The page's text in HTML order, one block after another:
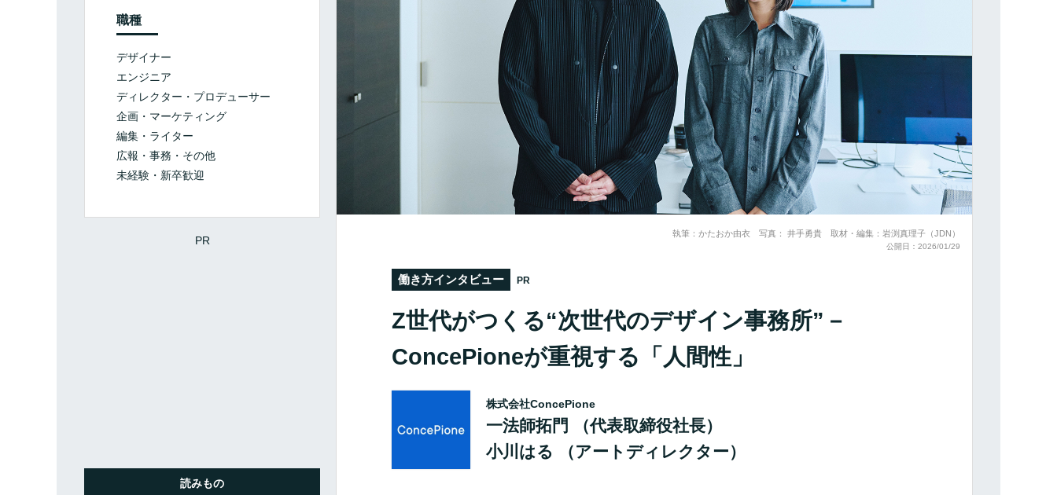
執筆：かたおか由衣 写真： 井手勇貴 取材・編集：岩渕真理子（JDN）
公開日：2026/01/29
働き方インタビュー PR
Z世代がつくる“次世代のデザイン事務所”－
ConcePioneが重視する「人間性」
株式会社ConcePione
一法師拓門
（代表取締役社長）
小川はる
（アートディレクター）
職種
デザイナー
エンジニア
ディレクター・プロデューサー
企画・マーケティング
編集・ライター
広報・事務・その他
未経験・新卒歓迎
PR
読みもの